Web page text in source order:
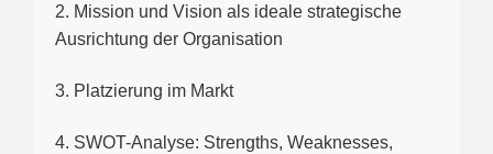
2. Mission und Vision als ideale strategische
Ausrichtung der Organisation
3. Platzierung im Markt
4. SWOT-Analyse: Strengths, Weaknesses,